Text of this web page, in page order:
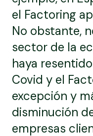
el Factoring
No obstante,
sector de la
haya
Covid y el
excepción y
disminución
empresas